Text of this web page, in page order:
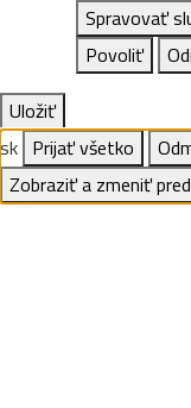
Spravovať
Povoliť
Uložiť
sk Prijať všetko
Zobraziť a zmeniť